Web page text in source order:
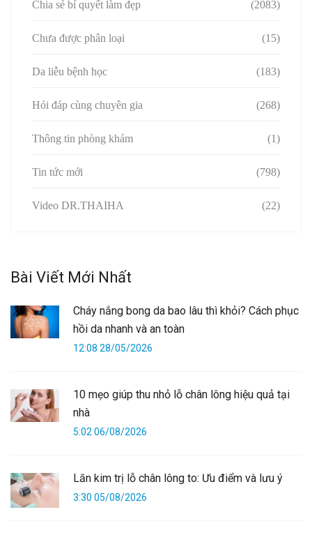
Chia sẻ bí quyết làm đẹp (2083)
Chưa được phân loại (15)
Da liễu bệnh học (183)
Hỏi đáp cùng chuyên gia (268)
Thông tin phòng khám (1)
Tin tức mới (798)
Video DR.THAIHA (22)
Bài Viết Mới Nhất
Cháy nắng bong da bao lâu thì khỏi? Cách phục
hồi da nhanh và an toàn
12:08 28/05/2026
10 mẹo giúp thu nhỏ lỗ chân lông hiệu quả tại
nhà
5:02 06/08/2026
Lăn kim trị lỗ chân lông to: Ưu điểm và lưu ý
3:30 05/08/2026